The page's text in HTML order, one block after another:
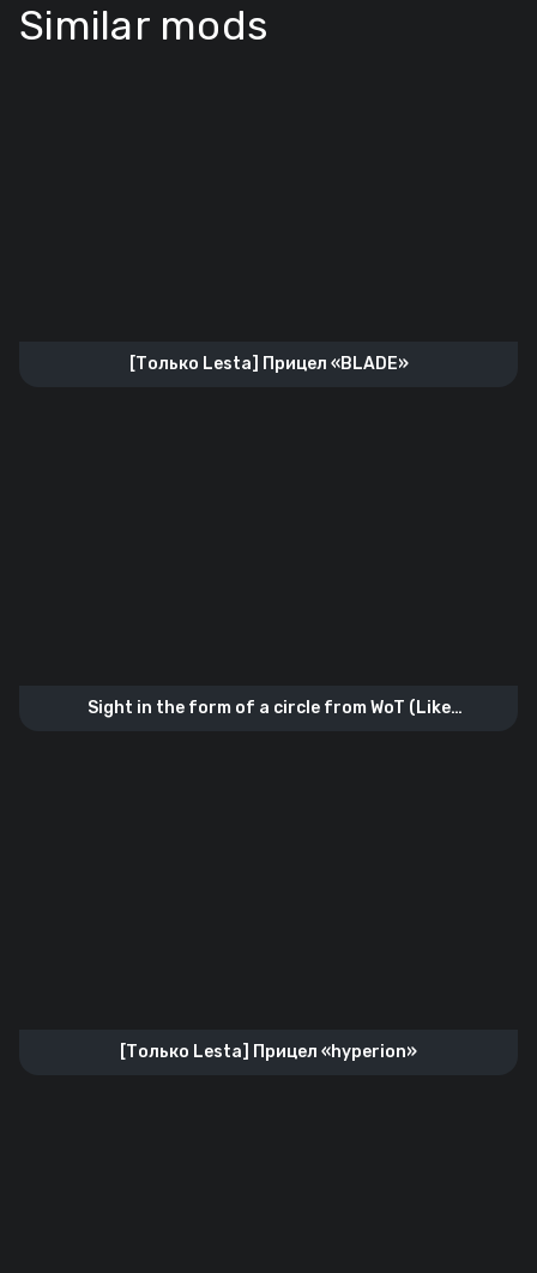
Similar mods
[Только Lesta] Прицел «BLADE»
Sight in the form of a circle from WoT (Like
[Только Lesta] Прицел «hyperion»